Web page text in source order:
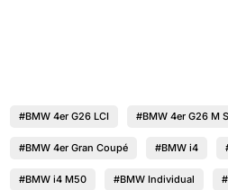
#BMW 4er G26 LCI #BMW 4er G26 M
#BMW 4er Gran Coupé #BMW i4
#BMW i4 M50 #BMW Individual